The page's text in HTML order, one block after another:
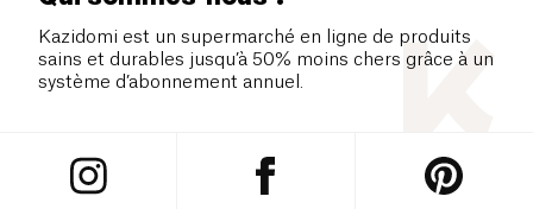
Kazidomi est un supermarché en ligne de produits
sains et durables jusqu’à 50% moins chers grâce à un
système d’abonnement annuel.